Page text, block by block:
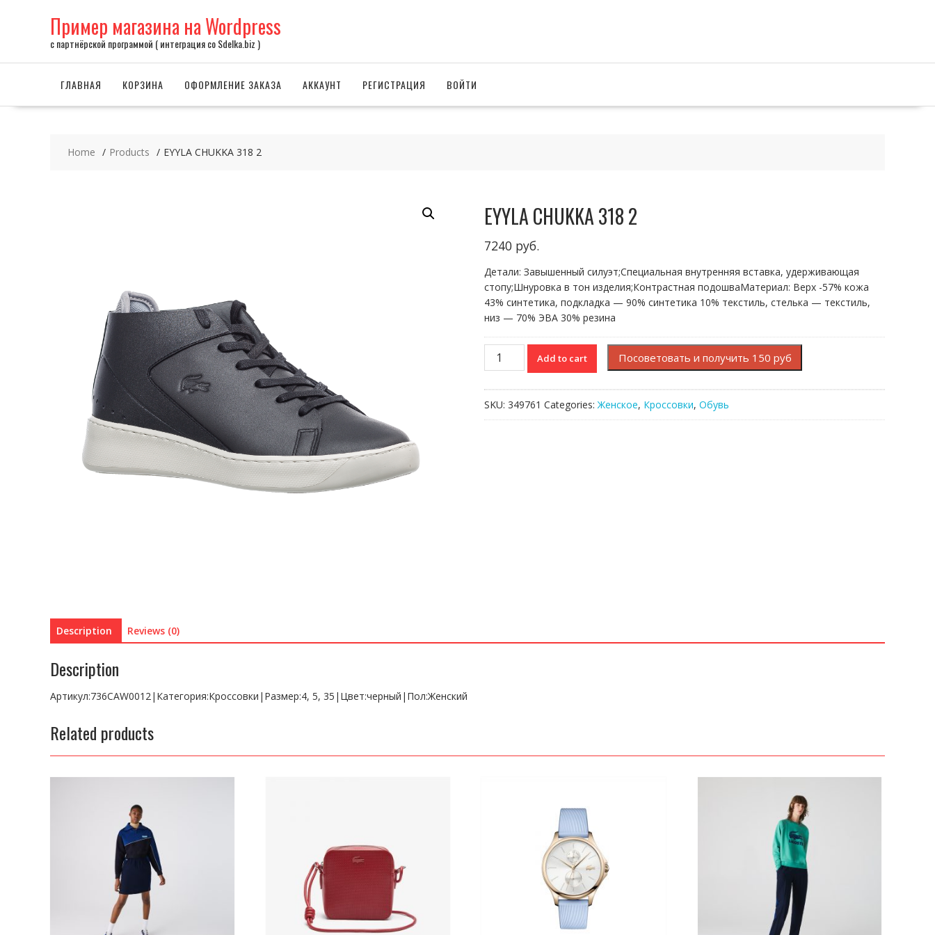
Пример магазина на Wordpress
с партнёрской программой ( интеграция со Sdelka.biz )
ГЛАВНАЯ КОРЗИНА ОФОРМЛЕНИЕ ЗАКАЗА АККАУНТ РЕГИСТРАЦИЯ ВОЙТИ
Home Products EYYLA CHUKKA 318 2
EYYLA CHUKKA 318 2
7240 руб.
Детали: Завышенный силуэт;Специальная внутренняя вставка, удерживающая
стопу;Шнуровка в тон изделия;Контрастная подошваМатериал: Верх -57% кожа
43% синтетика, подкладка — 90% синтетика 10% текстиль, стелька — текстиль,
низ — 70% ЭВА 30% резина
EYYLA
CHUKKA
quantity
Add to cart Посоветовать и получить 150 руб
SKU: 349761 Categories:Женское, Кроссовки, Обувь
Description Reviews (0)
Description
Артикул:736CAW0012|Категория:Кроссовки|Размер:4, 5, 35|Цвет:черный|Пол:Женский
Related products